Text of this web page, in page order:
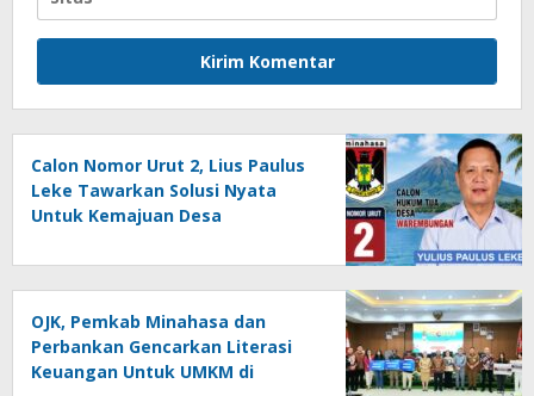
Calon Nomor Urut 2, Lius Paulus
Leke Tawarkan Solusi Nyata
Untuk Kemajuan Desa
OJK, Pemkab Minahasa dan
Perbankan Gencarkan Literasi
Keuangan Untuk UMKM di